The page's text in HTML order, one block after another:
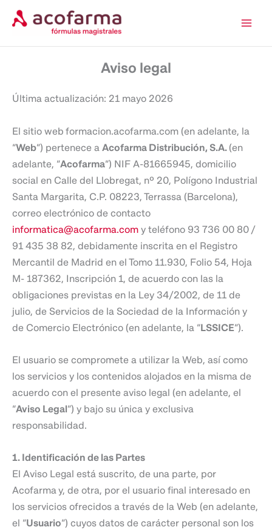
Aviso legal
Última actualización: 21 mayo 2026
El sitio web formacion.acofarma.com (en adelante, la
“Web”) pertenece a Acofarma Distribución, S.A. (en
adelante, “Acofarma”) NIF A-81665945, domicilio
social en Calle del Llobregat, nº 20, Polígono Industrial
Santa Margarita, C.P. 08223, Terrassa (Barcelona),
correo electrónico de contacto
informatica@acofarma.com y teléfono 93 736 00 80 /
91 435 38 82, debidamente inscrita en el Registro
Mercantil de Madrid en el Tomo 11.930, Folio 54, Hoja
M- 187362, Inscripción 1, de acuerdo con las la
obligaciones previstas en la Ley 34/2002, de 11 de
julio, de Servicios de la Sociedad de la Información y
de Comercio Electrónico (en adelante, la “LSSICE”).
El usuario se compromete a utilizar la Web, así como
los servicios y los contenidos alojados en la misma de
acuerdo con el presente aviso legal (en adelante, el
“Aviso Legal”) y bajo su única y exclusiva
responsabilidad.
1. Identificación de las Partes
El Aviso Legal está suscrito, de una parte, por
Acofarmay, de otra, por el usuario final interesado en
los servicios ofrecidos a través de la Web (en adelante,
el “Usuario”) cuyos datos de carácter personal son los